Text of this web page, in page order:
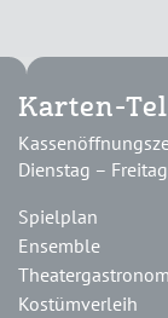
Karten-
Dienstag –
Spielplan
Ensemble
Kostümverleih